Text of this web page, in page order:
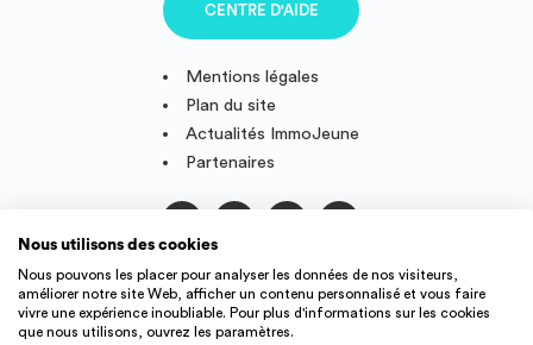
Mentions légales
Plan du site
Actualités ImmoJeune
Partenaires
CENTRE D'AIDE
Suivez-nous
Nous utilisons des cookies
Nous pouvons les placer pour analyser les données de nos visiteurs,
améliorer notre site Web, afficher un contenu personnalisé et vous faire
vivre une expérience inoubliable. Pour plus d'informations sur les cookies
que nous utilisons, ouvrez les paramètres.